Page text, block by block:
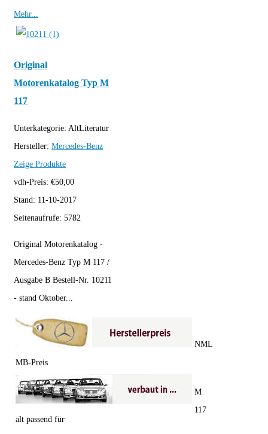
Mehr...
Original
Motorenkatalog Typ M
117
Unterkategorie: AltLiteratur
Hersteller: Mercedes-Benz
Zeige Produkte
vdh-Preis: €50,00
Stand: 11-10-2017
Seitenaufrufe: 5782
Original Motorenkatalog -
Mercedes-Benz Typ M 117 /
Ausgabe B Bestell-Nr. 10211
- stand Oktober...
MB-Preis
NML
alt passend für
M
117